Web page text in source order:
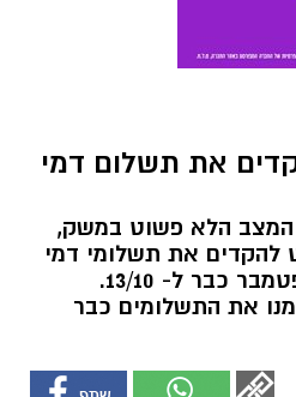
את תשלום דמי
המצב הלא פשוט במשק,
להקדים את תשלומי דמי
האבטלה של חודש ספטמבר כבר ל- 13/10.
את התשלומים כבר